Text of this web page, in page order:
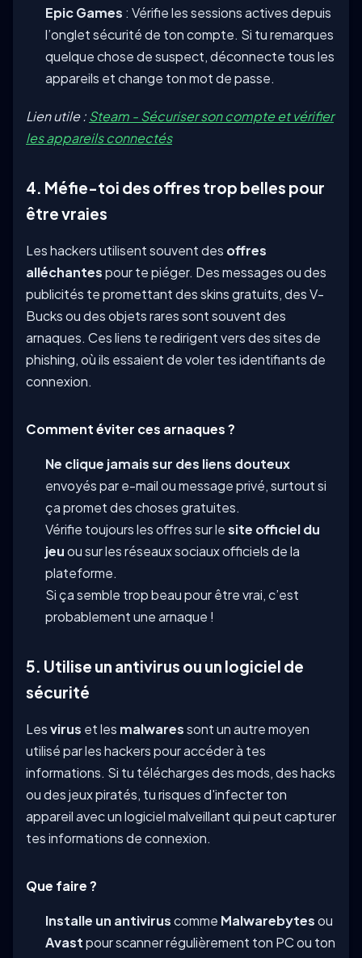
Epic Games : Vérifie les sessions actives depuis
l’onglet sécurité de ton compte. Si tu remarques
quelque chose de suspect, déconnecte tous les
appareils et change ton mot de passe.
Lien utile :Steam - Sécuriser son compte et vérifier
les appareils connectés
4. Méfie-toi des offres trop belles pour
être vraies
Les hackers utilisent souvent des offres
alléchantespour te piéger. Des messages ou des
publicités te promettant des skins gratuits, des V-
Bucks ou des objets rares sont souvent des
arnaques. Ces liens te redirigent vers des sites de
phishing, où ils essaient de voler tes identifiants de
connexion.
Comment éviter ces arnaques ?
Ne clique jamais sur des liens douteux
envoyés par e-mail ou message privé, surtout si
ça promet des choses gratuites.
Vérifie toujours les offres sur lesite officiel du
jeuou sur les réseaux sociaux officiels de la
plateforme.
Si ça semble trop beau pour être vrai, c’est
probablement une arnaque !
5. Utilise un antivirus ou un logiciel de
sécurité
Lesvirus et les malwaressont un autre moyen
utilisé par les hackers pour accéder à tes
informations. Si tu télécharges des mods, des hacks
ou des jeux piratés, tu risques d'infecter ton
appareil avec un logiciel malveillant qui peut capturer
tes informations de connexion.
Que faire ?
Installe un antiviruscomme Malwarebytesou
Avastpour scanner régulièrement ton PC ou ton